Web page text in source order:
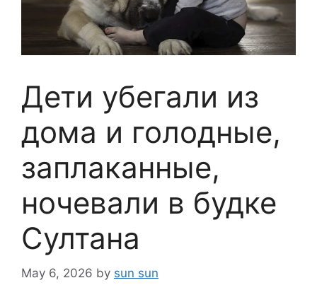
Дети убегали из
дома и голодные,
заплаканные,
ночевали в будке
Султана
May 6, 2026 by sun sun